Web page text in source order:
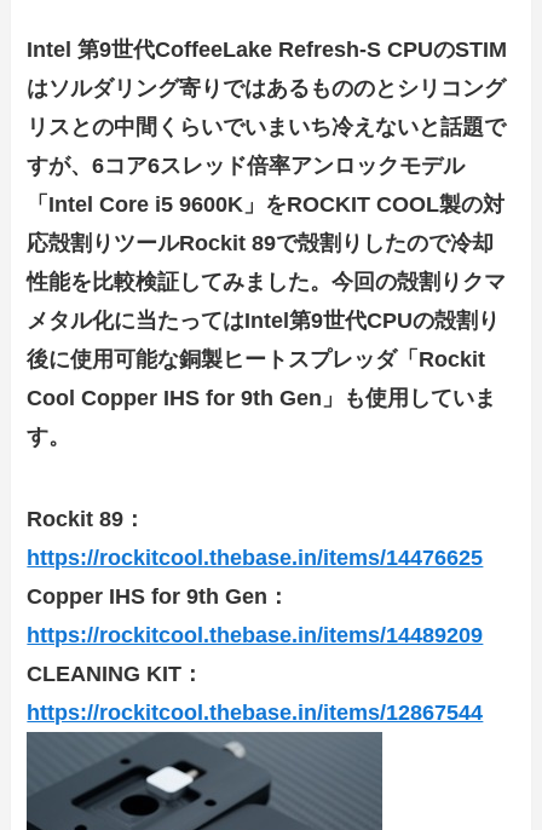
Intel 第9世代CoffeeLake Refresh-S CPUのSTIM
はソルダリング寄りではあるもののとシリコング
リスとの中間くらいでいまいち冷えないと話題で
すが、6コア6スレッド倍率アンロックモデル
「Intel Core i5 9600K」をROCKIT COOL製の対
応殻割りツールRockit 89で殻割りしたので冷却
性能を比較検証してみました。今回の殻割りクマ
メタル化に当たってはIntel第9世代CPUの殻割り
後に使用可能な銅製ヒートスプレッダ「Rockit
Cool Copper IHS for 9th Gen」も使用していま
す。
Rockit 89：
https://rockitcool.thebase.in/items/14476625
Copper IHS for 9th Gen：
https://rockitcool.thebase.in/items/14489209
CLEANING KIT：
https://rockitcool.thebase.in/items/12867544